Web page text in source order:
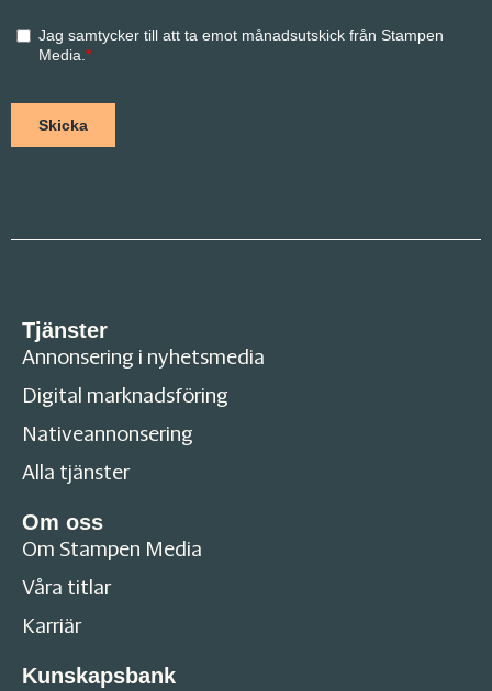
Tjänster
Annonsering i nyhetsmedia
Digital marknadsföring
Nativeannonsering
Alla tjänster
Om oss
Om Stampen Media
Våra titlar
Karriär
Kunskapsbank